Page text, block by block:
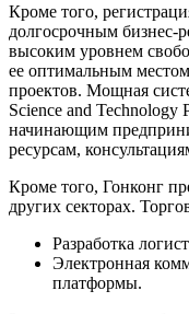
Кроме того,
долгосрочным бизнес-
высоким уровнем
ее оптимальным
проектов. Мощная
Science and Technology
начинающим
ресурсам,
Кроме того, Гонконг
других секторах.
Разработка
Электронная
платформы.